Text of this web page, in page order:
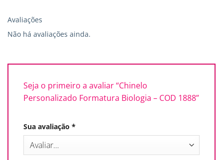
Avaliações
Não há avaliações ainda.
Seja o primeiro a avaliar “Chinelo
Personalizado Formatura Biologia – COD 1888”
Sua avaliação *